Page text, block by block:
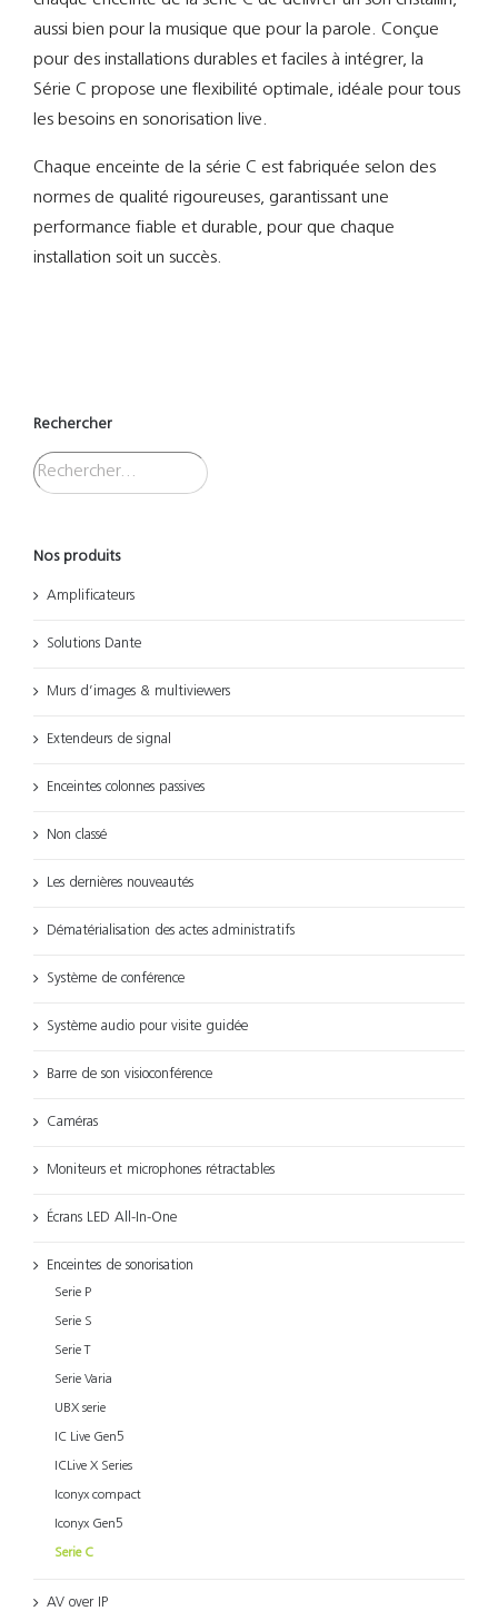
aussi bien pour la musique que pour la parole. Conçue
pour des installations durables et faciles à intégrer, la
Série C propose une flexibilité optimale, idéale pour tous
les besoins en sonorisation live.
Chaque enceinte de la série C est fabriquée selon des
normes de qualité rigoureuses, garantissant une
performance fiable et durable, pour que chaque
installation soit un succès.
Rechercher
Nos produits
Amplificateurs
Solutions Dante
Murs d’images & multiviewers
Extendeurs de signal
Enceintes colonnes passives
Non classé
Les dernières nouveautés
Dématérialisation des actes administratifs
Système de conférence
Système audio pour visite guidée
Barre de son visioconférence
Caméras
Moniteurs et microphones rétractables
Écrans LED All-In-One
Enceintes de sonorisation
Serie P
Serie S
Serie T
Serie Varia
UBX serie
IC Live Gen5
ICLive X Series
Iconyx compact
Iconyx Gen5
Serie C
AV over IP